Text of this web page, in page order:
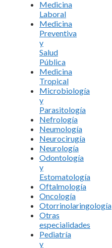
Medicina
Laboral
Medicina
Preventiva
y
Salud
Pública
Medicina
Tropical
Microbiología
y
Parasitología
Nefrología
Neumología
Neurocirugía
Neurología
Odontología
y
Estomatología
Oftalmología
Oncología
Otorrinolaringología
Otras
especialidades
Pediatría
y